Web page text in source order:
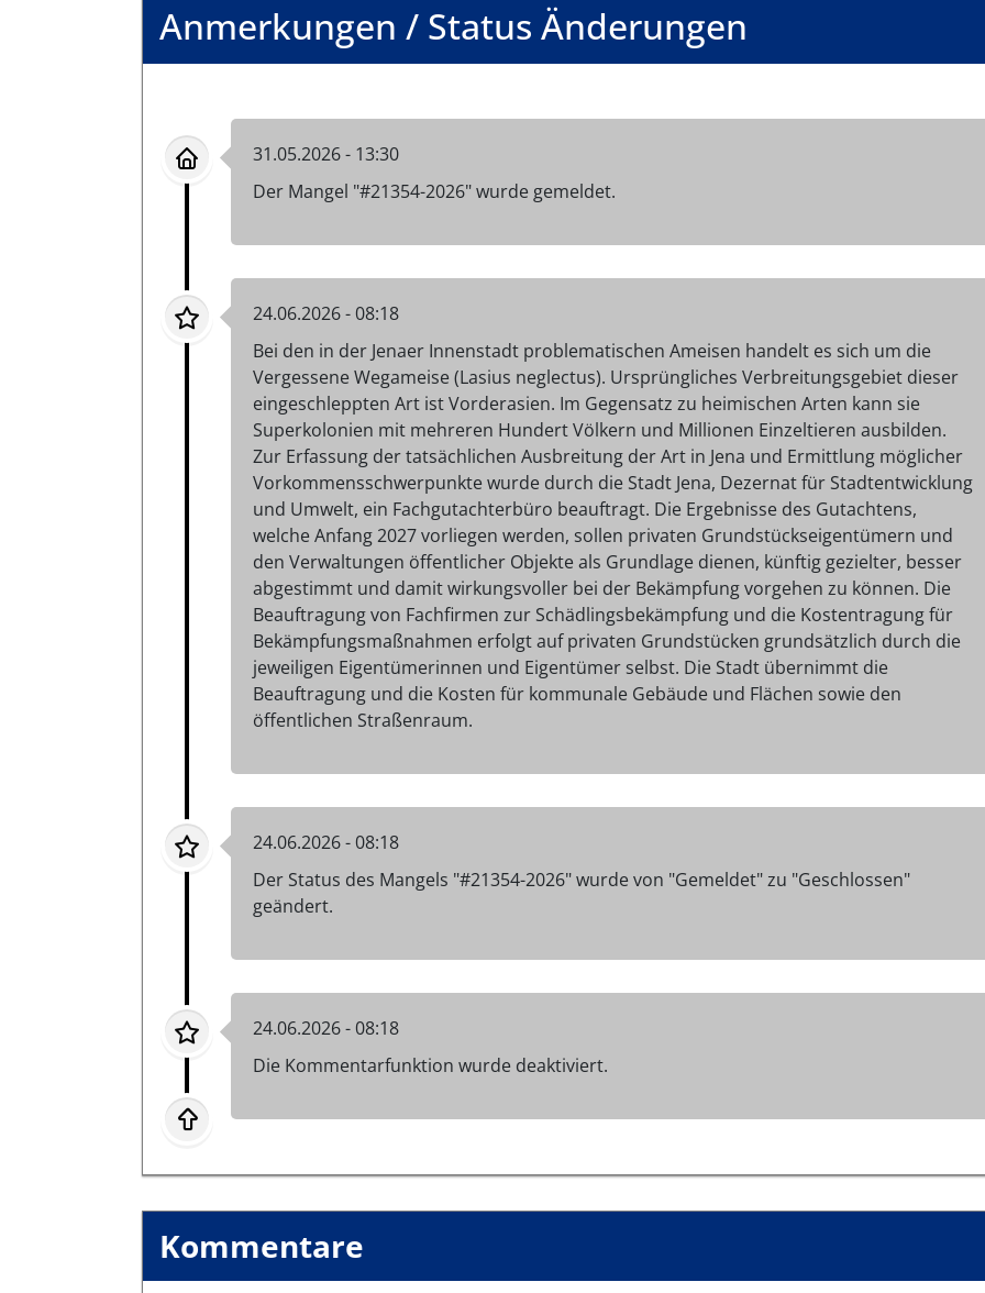
Anmerkungen / Status Änderungen
31.05.2026 - 13:30
Der Mangel "#21354-2026" wurde gemeldet.
24.06.2026 - 08:18
Bei den in der Jenaer Innenstadt problematischen Ameisen handelt es sich um die
Vergessene Wegameise (Lasius neglectus). Ursprüngliches Verbreitungsgebiet dieser
eingeschleppten Art ist Vorderasien. Im Gegensatz zu heimischen Arten kann sie
Superkolonien mit mehreren Hundert Völkern und Millionen Einzeltieren ausbilden.
Zur Erfassung der tatsächlichen Ausbreitung der Art in Jena und Ermittlung möglicher
Vorkommensschwerpunkte wurde durch die Stadt Jena, Dezernat für Stadtentwicklung
und Umwelt, ein Fachgutachterbüro beauftragt. Die Ergebnisse des Gutachtens,
welche Anfang 2027 vorliegen werden, sollen privaten Grundstückseigentümern und
den Verwaltungen öffentlicher Objekte als Grundlage dienen, künftig gezielter, besser
abgestimmt und damit wirkungsvoller bei der Bekämpfung vorgehen zu können. Die
Beauftragung von Fachfirmen zur Schädlingsbekämpfung und die Kostentragung für
Bekämpfungsmaßnahmen erfolgt auf privaten Grundstücken grundsätzlich durch die
jeweiligen Eigentümerinnen und Eigentümer selbst. Die Stadt übernimmt die
Beauftragung und die Kosten für kommunale Gebäude und Flächen sowie den
öffentlichen Straßenraum.
24.06.2026 - 08:18
Der Status des Mangels "#21354-2026" wurde von "Gemeldet" zu "Geschlossen"
geändert.
24.06.2026 - 08:18
Die Kommentarfunktion wurde deaktiviert.
Kommentare